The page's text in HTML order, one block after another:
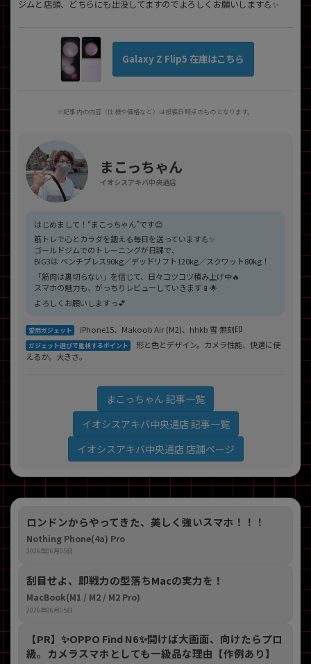
ジムと店頭、どちらにも出没してますのでよろしくお願いします💪✨
Galaxy Z Flip5 在庫はこちら
※記事内の内容（仕様や価格など）は投稿日時点のものとなります。
まこっちゃん
イオシスアキバ中央通店
はじめまして！“まこっちゃん”です😊
筋トレで心とカラダを鍛える毎日を送っています💪✨
ゴールドジムでのトレーニングが日課で、
BIG3は ベンチプレス90kg／デッドリフト120kg／スクワット80kg！
「筋肉は裏切らない」を信じて、日々コツコツ積み上げ中🔥
スマホの魅力も、がっちりレビューしていきます📱🌟
よろしくお願いしますっ💕
愛用ガジェット iPhone15、Makoob Air (M2)、hhkb 雪 無刻印
ガジェット選びで重視するポイント 形と色とデザイン。カメラ性能、快適に使
えるか。大きさ。
まこっちゃん 記事一覧
イオシスアキバ中央通店 記事一覧
イオシスアキバ中央通店 店舗ページ
ロンドンからやってきた、美しく強いスマホ！！！
Nothing Phone(4a) Pro
2026年06月05日
刮目せよ、即戦力の型落ちMacの実力を！
MacBook(M1 / M2 / M2 Pro)
2026年06月05日
【PR】​✨OPPO Find N6✨開けば大画面、向けたらプロ
級。カメラスマホとしても一級品な理由【作例あり】